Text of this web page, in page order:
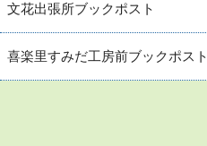
文花出張所ブックポスト
喜楽里すみだ工房前ブックポスト